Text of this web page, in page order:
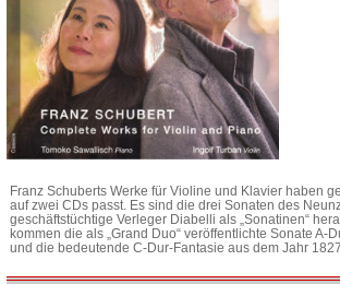
Franz Schuberts Werke für Violine und Klavier haben
auf zwei CDs passt. Es sind die drei Sonaten des
geschäftstüchtige Verleger Diabelli als „Sonatinen“
kommen die als „Grand Duo“ veröffentlichte Sonate A-
und die bedeutende C-Dur-Fantasie aus dem Jahr 1827.